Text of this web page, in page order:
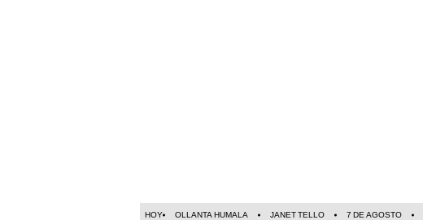
HOY OLLANTA HUMALA JANET TELLO 7 DE AGOSTO